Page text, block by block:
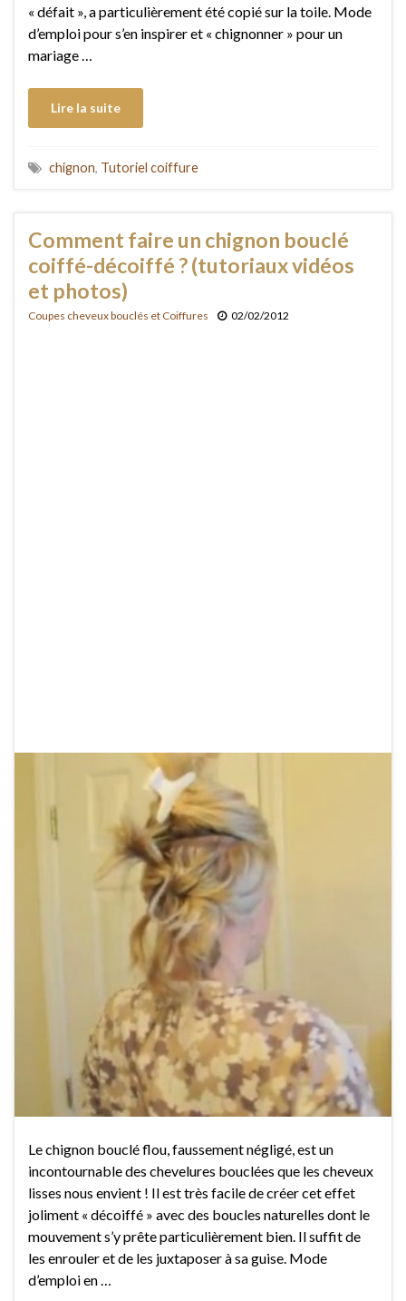
« défait », a particulièrement été copié sur la toile. Mode
d’emploi pour s’en inspirer et « chignonner » pour un
mariage …
Lire la suite
chignon, Tutoriel coiffure
Comment faire un chignon bouclé
coiffé-décoiffé ? (tutoriaux vidéos
et photos)
Coupes cheveux bouclés et Coiffures 02/02/2012
Le chignon bouclé flou, faussement négligé, est un
incontournable des chevelures bouclées que les cheveux
lisses nous envient ! Il est très facile de créer cet effet
joliment « décoiffé » avec des boucles naturelles dont le
mouvement s’y prête particulièrement bien. Il suffit de
les enrouler et de les juxtaposer à sa guise. Mode
d’emploi en …